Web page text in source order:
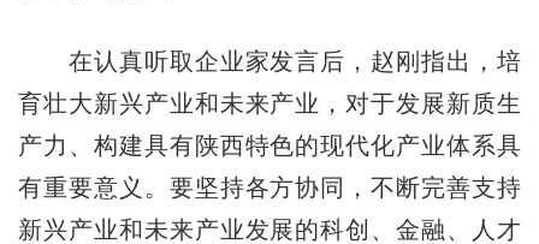
在认真听取企业家发言后，赵刚指出，培
育壮大新兴产业和未来产业，对于发展新质生
产力、构建具有陕西特色的现代化产业体系具
有重要意义。要坚持各方协同，不断完善支持
新兴产业和未来产业发展的科创、金融、人才